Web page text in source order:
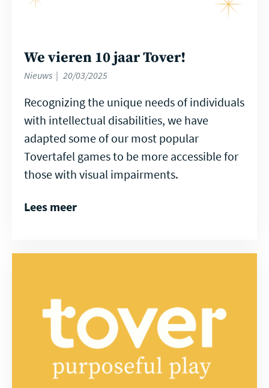
We vieren 10 jaar Tover!
Nieuws 20/03/2025
Recognizing the unique needs of individuals
with intellectual disabilities, we have
adapted some of our most popular
Tovertafel games to be more accessible for
those with visual impairments.
Lees meer